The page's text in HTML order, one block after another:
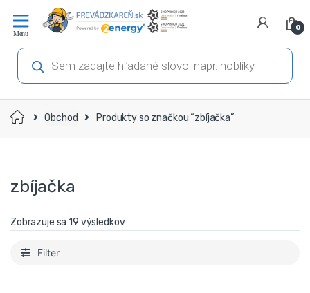
navigáciu
obsah
0
Products
search
Domov Obchod Produkty so značkou “zbíjačka”
zbíjačka
Zobrazuje sa 19 výsledkov
Filter